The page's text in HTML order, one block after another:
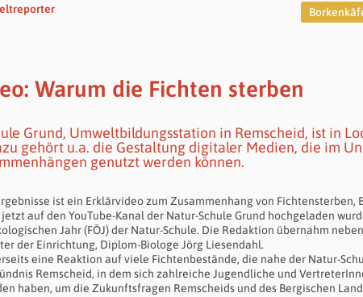
Warum die Fichten sterben
Grund, Umweltbildungsstation in Remscheid, ist in
gehört u.a. die Gestaltung digitaler Medien, die im
genutzt werden können.
ist ein Erklärvideo zum Zusammenhang von
auf den YouTube-Kanal der Natur-Schule Grund hochgeladen
Jahr (FÖJ) der Natur-Schule. Die Redaktion übernahm
der Einrichtung, Diplom-Biologe Jörg Liesendahl.
eine Reaktion auf viele Fichtenbestände, die nahe der Natur-
Remscheid, in dem sich zahlreiche Jugendliche und
haben, um die Zukunftsfragen Remscheids und des Bergischen